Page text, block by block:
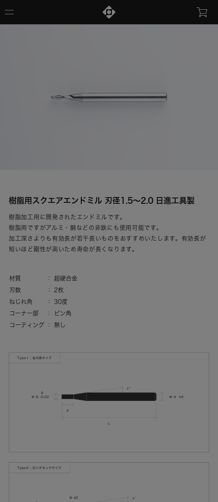
樹脂用スクエアエンドミル 刃径1.5～2.0 日進工具製
樹脂加工用に開発されたエンドミルです。
樹脂用ですがアルミ・銅などの非鉄にも使用可能です。
加工深さよりも有効長が若干長いものをおすすめいたします。有効長が
短いほど剛性が高いため寿命が長くなります。
材質
超硬合金
刃数
2枚
ねじれ角
30度
コーナー部
ピン角
コーティング
無し